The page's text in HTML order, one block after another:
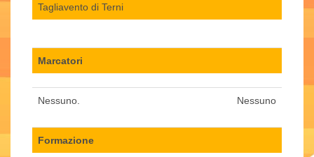
Tagliavento di Terni
Marcatori
Nessuno. Nessuno
Formazione